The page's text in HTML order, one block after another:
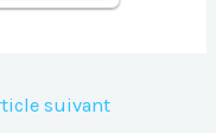
suivant